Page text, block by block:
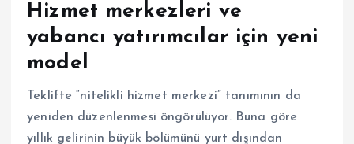
Hizmet merkezleri ve
yabancı yatırımcılar için yeni
model
Teklifte “nitelikli hizmet merkezi” tanımının da
yeniden düzenlenmesi öngörülüyor. Buna göre
yıllık gelirinin büyük bölümünü yurt dışından